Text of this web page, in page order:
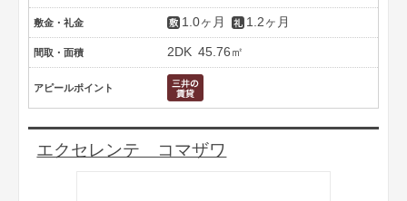
敷金・礼金 1.0ヶ月 1.2ヶ月
間取・面積 2DK 45.76㎡
アピールポイント
エクセレンテ コマザワ